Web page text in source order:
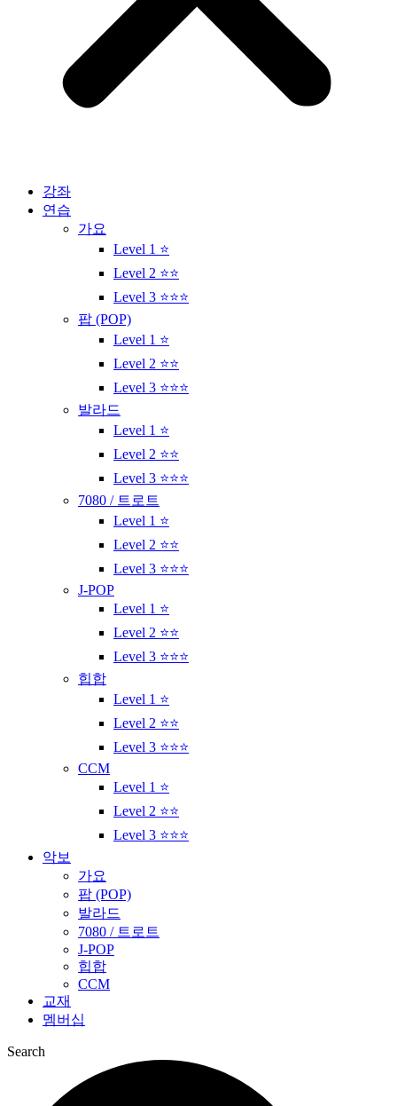
강좌
연습
가요
Level 1 ⭐
Level 2 ⭐⭐
Level 3 ⭐⭐⭐
팝 (POP)
Level 1 ⭐
Level 2 ⭐⭐
Level 3 ⭐⭐⭐
발라드
Level 1 ⭐
Level 2 ⭐⭐
Level 3 ⭐⭐⭐
7080 / 트로트
Level 1 ⭐
Level 2 ⭐⭐
Level 3 ⭐⭐⭐
J-POP
Level 1 ⭐
Level 2 ⭐⭐
Level 3 ⭐⭐⭐
힙합
Level 1 ⭐
Level 2 ⭐⭐
Level 3 ⭐⭐⭐
CCM
Level 1 ⭐
Level 2 ⭐⭐
Level 3 ⭐⭐⭐
악보
가요
팝 (POP)
발라드
7080 / 트로트
J-POP
힙합
CCM
교재
멤버십
Search